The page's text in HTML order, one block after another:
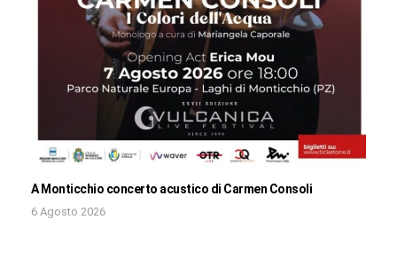
A Monticchio concerto acustico di Carmen Consoli
6 Agosto 2026